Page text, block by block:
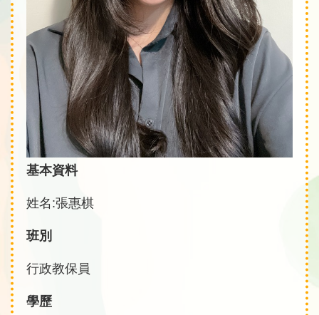
基本資料
姓名:張惠棋
班別
行政教保員
學歷